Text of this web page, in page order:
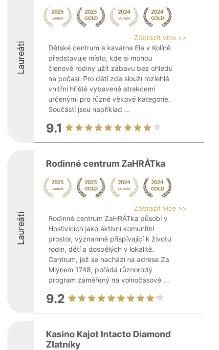
Laureáti
Zobrazit více >>
Dětské centrum a kavárna Ela v Kolíně
představuje místo, kde si mohou
členové rodiny užít zábavu bez ohledu
na počasí. Pro děti zde slouží rozlehlé
vnitřní hřiště vybavené atrakcemi
určenými pro různé věkové kategorie.
Součástí jsou například ...
9.1
Laureáti
Rodinné centrum ZaHRÁTka
Zobrazit více >>
Rodinné centrum ZaHRÁTka působí v
Hostivicích jako aktivní komunitní
prostor, významně přispívající k životu
rodin, dětí a dospělých v lokalitě.
Centrum, jež se nachází na adrese Za
Mlýnem 1748, pořádá různorodý
program zaměřený na volnočasové ...
9.2
Kasino Kajot Intacto Diamond
Zlatníky